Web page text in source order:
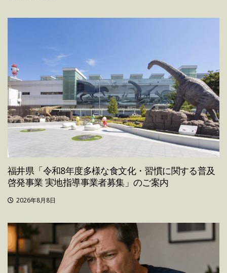
福井県「令和8年度多様な食文化・習慣に関する普及
啓発事業 実地指導事業者募集」のご案内
2026年8月8日